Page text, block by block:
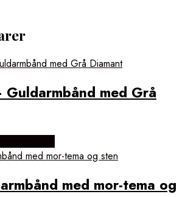
med Grå
med mor-tema og